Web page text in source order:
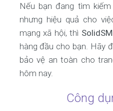
Nếu bạn đang tìm
nhưng hiệu quả cho
mạng xã hội, thì
hàng đầu cho bạn. Hãy
bảo vệ an toàn cho
hôm nay.
Công